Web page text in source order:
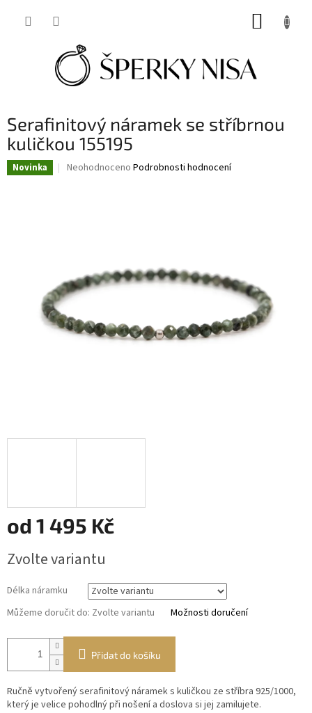
Serafinitový náramek se stříbrnou
kuličkou 155195
Novinka
Průměrné
Neohodnoceno Podrobnosti hodnocení
od 1 495 Kč
cena:
Zvolte variantu
Délka náramku
Můžeme doručit do: Zvolte variantu Možnosti doručení
Přidat do košíku
Ručně vytvořený serafinitový náramek s kuličkou ze stříbra 925/1000,
který je velice pohodlný při nošení a doslova si jej zamilujete.